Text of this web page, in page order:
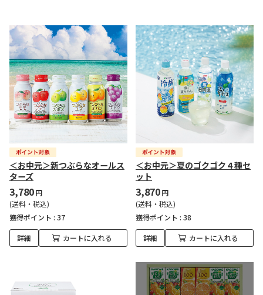
＜お中元＞新つぶらなオールス
ターズ
3,780円
(送料・税込)
獲得ポイント : 37
詳細 カートに入れる
＜お中元＞夏のゴクゴク４種セ
ット
3,870円
(送料・税込)
獲得ポイント : 38
詳細 カートに入れる